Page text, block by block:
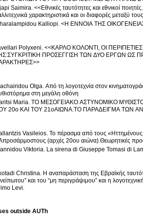
Saimira. <<Εθνικές ταυτότητες και εθνικοί
χαρακτηριστικά και οι διαφορές μεταξύ
Kalliopi. <Η ΕΝΝΟΙΑ ΤΗΣ
<<ΚΑΡΛΟ ΚΟΛΟΝΤΙ, ΟΙ ΠΕΡΙΠΕΤΙΕΣ ΤΟΥ ΠΙΝΟΚΙΟ ΚΑΙ ΑΛΚΗΣ ΖΕΗ, Η ΚΩΝΣΤΑΝΤΙΝΑ ΚΑΙ ΟΙ ΑΡΑΧΝΕΣ
ΠΡΟΣΕΓΓΙΣΗ ΤΩΝ ΔΥΟ ΕΡΓΩΝ ΩΣ ΠΡΟΣ ΤΗΝ ΠΛΟΚΗ,ΤΟ ΥΦΟΣ ΚΑΙ ΤΟΥΣ ΠΡΩΤΑΓΩΝΙΣΤΙΚΟΥΣ
Olga. Από τη λογοτεχνία στον
στη μεγάλη οθόνη
Maria. ΤΟ ΜΕΣΟΓΕΙΑΚΟ ΑΣΤΥΝΟΜΙΚΟ
20ο ΚΑΙ ΤΟΥ 21οΑΙΩΝΑ.ΤΟ ΠΑΡΑΔΕΙΓΜΑ ΤΩΝ
Vasileios. Το πέρασμα από τους
(αρχές 20ου αιώνα).Θεωρητικές
Viktoria. La sirena di Giuseppe Tomasi di
Christina. Η αναπαράσταση της Εβραϊκής
και του “μη περιγράψιμου” και η
Levi.
outside AUTh